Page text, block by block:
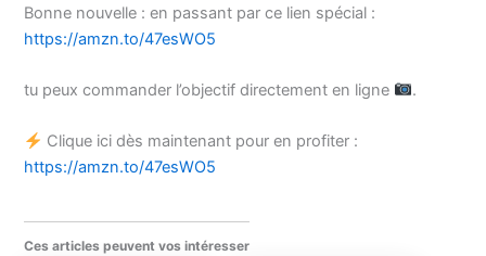
Bonne nouvelle : en passant par ce lien spécial :
https://amzn.to/47esWO5
tu peux commander l’objectif directement en ligne .
Clique ici dès maintenant pour en profiter :
https://amzn.to/47esWO5
Ces articles peuvent vos intéresser